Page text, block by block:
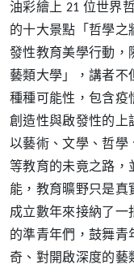
油彩繪上 21 位世界
的十大景點「哲學之
發性教育美學行動，
藝類大學」，講者不
種種可能性，包含疫
創造性與啟發性的上
以藝術、文學、哲學
等教育的未竟之路，
能，教育曠野只是真
成立數年來接納了一
的準青年們，鼓舞青
奇、對開啟深度的藝